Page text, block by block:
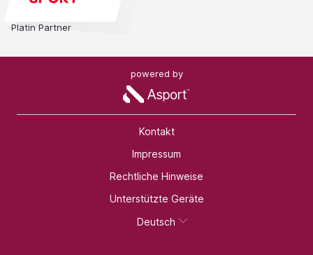
Platin Partner
powered by
Kontakt
Impressum
Rechtliche Hinweise
Unterstützte Geräte
Deutsch